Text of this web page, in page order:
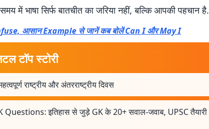
में भाषा सिर्फ बातचीत का जरिया नहीं, बल्कि आपकी पहचान है.
आसान Example से जानें कब बोलें Can I और May I
टॉप स्टोरी
राष्ट्रीय और अंतरराष्ट्रीय दिवस
Questions: इतिहास से जुड़े GK के 20+ सवाल-जवाब, UPSC तैयारी